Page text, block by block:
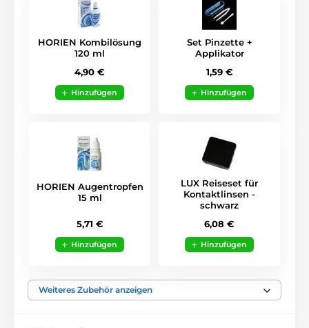
HORIEN Kombilösung
120 ml
4,90 €
Hinzufügen
Set Pinzette +
Applikator
1,59 €
Hinzufügen
HORIEN Augentropfen
15 ml
5,71 €
Hinzufügen
LUX Reiseset für
Kontaktlinsen -
schwarz
6,08 €
Hinzufügen
Weiteres Zubehör anzeigen